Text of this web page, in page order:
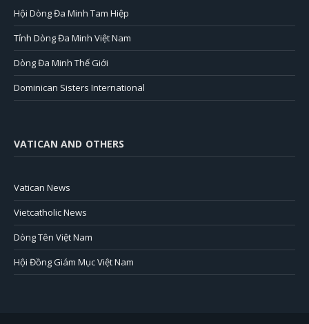
Hội Dòng Đa Minh Tam Hiệp
Tỉnh Dòng Đa Minh Việt Nam
Dòng Đa Minh Thế Giới
Dominican Sisters International
VATICAN AND OTHERS
Vatican News
Vietcatholic News
Dòng Tên Việt Nam
Hội Đồng Giám Mục Việt Nam